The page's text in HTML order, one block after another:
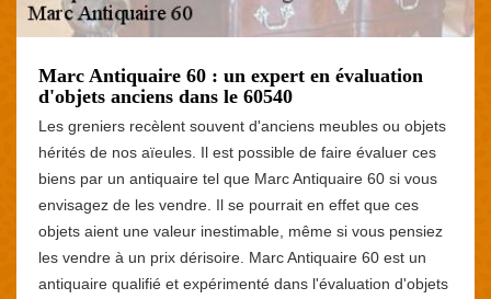
Marc Antiquaire 60 : un expert en évaluation
d'objets anciens dans le 60540
Les greniers recèlent souvent d'anciens meubles ou objets
hérités de nos aïeules. Il est possible de faire évaluer ces
biens par un antiquaire tel que Marc Antiquaire 60 si vous
envisagez de les vendre. Il se pourrait en effet que ces
objets aient une valeur inestimable, même si vous pensiez
les vendre à un prix dérisoire. Marc Antiquaire 60 est un
antiquaire qualifié et expérimenté dans l'évaluation d'objets